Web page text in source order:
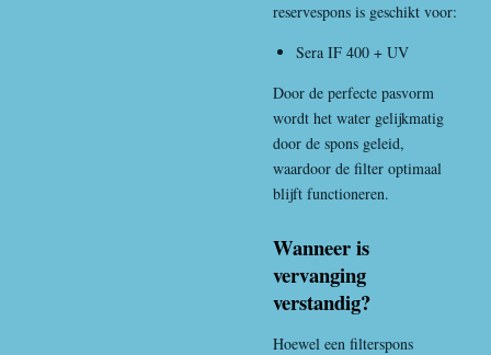
reservespons is geschikt voor:
Sera IF 400 + UV
Door de perfecte pasvorm
wordt het water gelijkmatig
door de spons geleid,
waardoor de filter optimaal
blijft functioneren.
Wanneer is
vervanging
verstandig?
Hoewel een filterspons